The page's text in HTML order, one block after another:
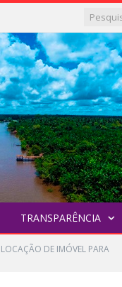
TRANSPARÊNCIA
LOCAÇÃO DE IMÓVEL PARA